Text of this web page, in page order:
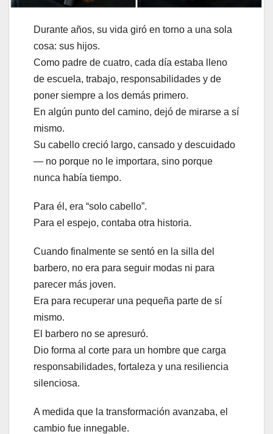
Durante años, su vida giró en torno a una sola
cosa: sus hijos.
Como padre de cuatro, cada día estaba lleno
de escuela, trabajo, responsabilidades y de
poner siempre a los demás primero.
En algún punto del camino, dejó de mirarse a sí
mismo.
Su cabello creció largo, cansado y descuidado
— no porque no le importara, sino porque
nunca había tiempo.
Para él, era “solo cabello”.
Para el espejo, contaba otra historia.
Cuando finalmente se sentó en la silla del
barbero, no era para seguir modas ni para
parecer más joven.
Era para recuperar una pequeña parte de sí
mismo.
El barbero no se apresuró.
Dio forma al corte para un hombre que carga
responsabilidades, fortaleza y una resiliencia
silenciosa.
A medida que la transformación avanzaba, el
cambio fue innegable.